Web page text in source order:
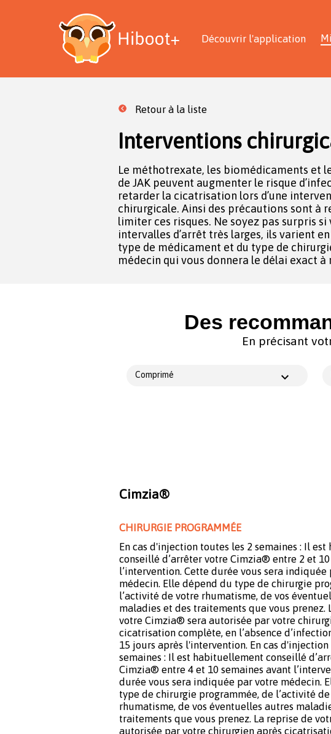
Découvrir l'application
Retour à la liste
Interventions
Le méthotrexate, les biomédicaments et
de JAK peuvent augmenter le risque
retarder la cicatrisation lors d’une
chirurgicale. Ainsi des précautions sont à
limiter ces risques. Ne soyez pas surpris si
intervalles d’arrêt très larges, ils varient
type de médicament et du type de
médecin qui vous donnera le délai exact à
N’oubliez pas d’informer vos chirurgiens et
que vous prenez ces traitements. Il
de les informer si vous prenez des anti-
surtout de la cortisone qui
d’infection. De manière générale, la
traitement est autorisée lorsque la
Des
En précisant
Comprimé
Cimzia®
CHIRURGIE PROGRAMMÉE
En cas d'injection toutes les 2 semaines : Il
conseillé d’arrêter votre Cimzia® entre 2 et
l’intervention. Cette durée vous sera indiquée
médecin. Elle dépend du type de chirurgie
l’activité de votre rhumatisme, de vos
maladies et des traitements que vous prenez.
votre Cimzia® sera autorisée par votre
cicatrisation complète, en l’absence
15 jours après l'intervention. En cas
semaines : Il est habituellement conseillé
Cimzia® entre 4 et 10 semaines avant
durée vous sera indiquée par votre médecin.
type de chirurgie programmée, de l’activité
rhumatisme, de vos éventuelles autres
traitements que vous prenez. La reprise de
autorisée par votre chirurgien après